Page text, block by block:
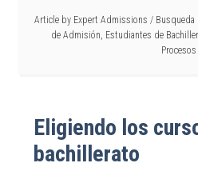
Article by Expert Admissions / Busqueda
de Admisión, Estudiantes de
Eligiendo los
bachillerato